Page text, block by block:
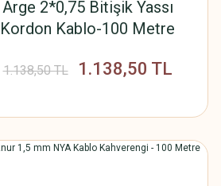
Arge 2*0,75 Bitişik Yassı
Kordon Kablo-100 Metre
1.138,50 TL 1.138,50 TL